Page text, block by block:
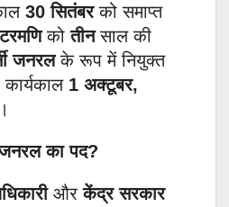
30 सितंबरको समाप्त
कोतीनसाल की
जनरलके रूप में नियुक्त
1 अक्टूबर,
जनरल का पद?
औरकेंद्र सरकार